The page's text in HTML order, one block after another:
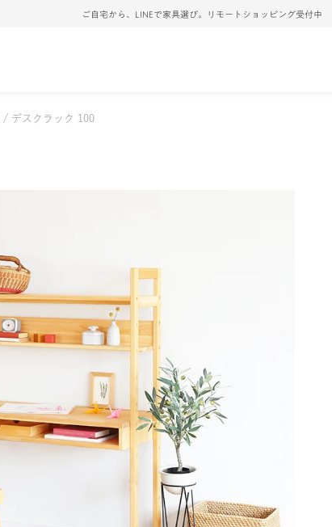
ご自宅から、LINEで家具選び。リモートショッピング受付中
デスクラック 100